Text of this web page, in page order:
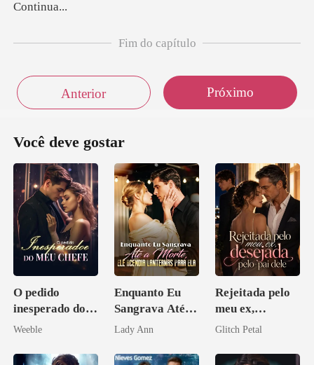
tin
Fim do capítulo
Anterior Próximo
Você deve gostar
O pedido
inesperado do
meu chefe
Weeble
Enquanto Eu
Sangrava Até a
Morte, Ele
Lanternas Para
Lady Ann
Rejeitada pelo
meu ex,
desejada pelo
Glitch Petal